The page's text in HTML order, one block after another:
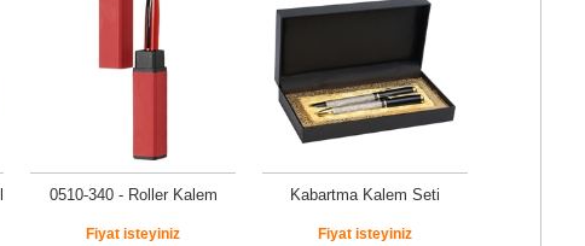
0510-340 - Roller Kalem
Fiyat isteyiniz
Kabartma Kalem Seti
Fiyat isteyiniz